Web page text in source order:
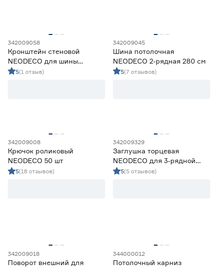
342009058
Кронштейн стеновой
NEODECO для шины
потолочной 12 см
5(1 отзыв)
342009045
Шина потолочная
NEODECO 2‑рядная 280 см
5(7 отзывов)
342009008
Крючок роликовый
NEODECO 50 шт
5(18 отзывов)
342009329
Заглушка торцевая
NEODECO для 3‑рядной
потолочной шины 2 шт
5(5 отзывов)
342009018
Поворот внешний для
344000012
Потолочный карниз